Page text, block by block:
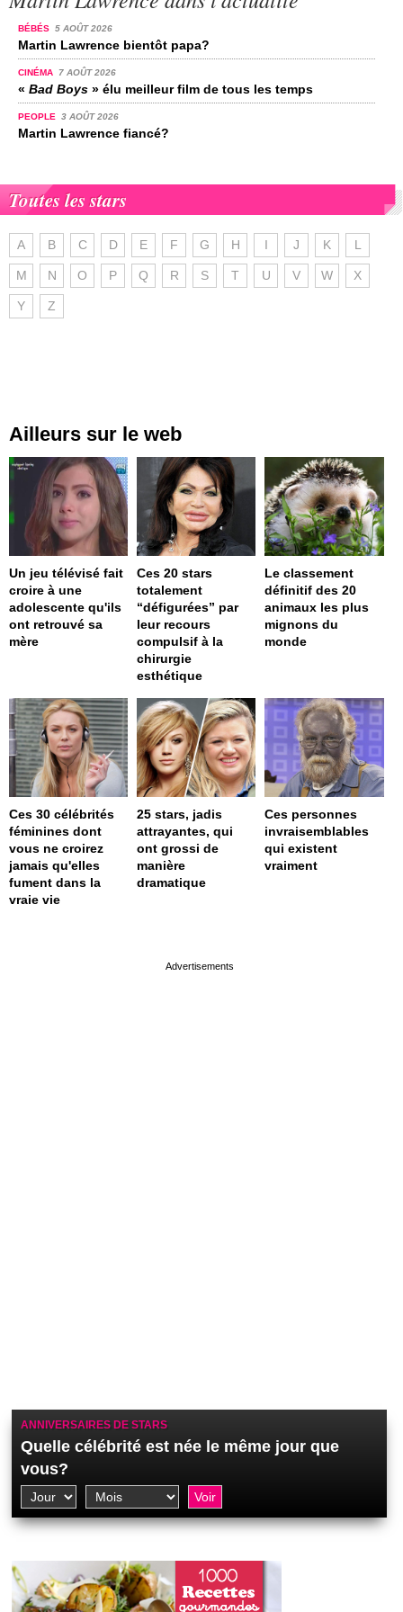
BÉBÉS 5 AOÛT 2026
Martin Lawrence bientôt papa?
CINÉMA 7 AOÛT 2026
« Bad Boys » élu meilleur film de tous les temps
PEOPLE 3 AOÛT 2026
Martin Lawrence fiancé?
Toutes les stars
A B C D E F G H I J K L
M N O P Q R S T U V W X
Y Z
Ailleurs sur le web
Un jeu télévisé fait
croire à une
adolescente qu'ils
ont retrouvé sa
mère
Ces 20 stars
totalement
“défigurées” par
leur recours
compulsif à la
chirurgie
esthétique
Le classement
définitif des 20
animaux les plus
mignons du
monde
Ces 30 célébrités
féminines dont
vous ne croirez
jamais qu'elles
fument dans la
vraie vie
25 stars, jadis
attrayantes, qui
ont grossi de
manière
dramatique
Ces personnes
invraisemblables
qui existent
vraiment
ANNIVERSAIRES DE STARS
Quelle célébrité est née le même jour que
vous?